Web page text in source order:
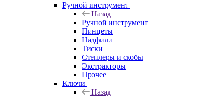
Ручной инструмент
Назад
Ручной инструмент
Пинцеты
Надфили
Тиски
Степлеры и скобы
Экстракторы
Прочее
Ключи
Назад